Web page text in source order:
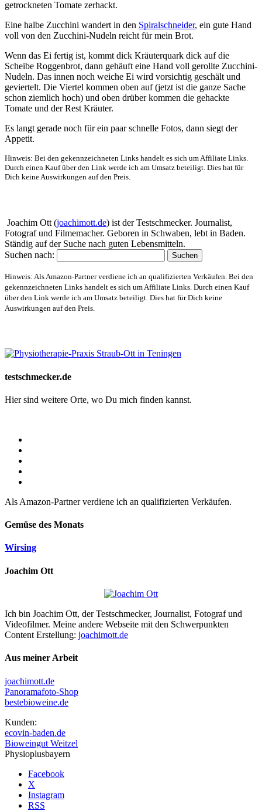
getrockneten Tomate zerhackt.
Eine halbe Zucchini wandert in den Spiralschneider, ein gute Hand
voll von den Zucchini-Nudeln reicht für mein Brot.
Wenn das Ei fertig ist, kommt dick Kräuterquark dick auf die
Scheibe Roggenbrot, dann gehäuft eine Hand voll gerollte Zucchini-
Nudeln. Das innen noch weiche Ei wird vorsichtig geschält und
geviertelt. Die Viertel kommen oben auf (jetzt ist die ganze Sache
schon ziemlich hoch) und oben drüber kommen die gehackte
Tomate und der Rest Kräuter.
Es langt gerade noch für ein paar schnelle Fotos, dann siegt der
Appetit.
Hinweis: Bei den gekennzeichneten Links handelt es sich um Affiliate Links.
Durch einen Kauf über den Link werde ich am Umsatz beteiligt. Dies hat für
Dich keine Auswirkungen auf den Preis.
Joachim Ott (joachimott.de) ist der Testschmecker. Journalist,
Fotograf und Filmemacher. Geboren in Schwaben, lebt in Baden.
Ständig auf der Suche nach guten Lebensmitteln.
Suchen nach:
Hinweis: Als Amazon-Partner verdiene ich an qualifizierten Verkäufen. Bei den
gekennzeichneten Links handelt es sich um Affiliate Links. Durch einen Kauf
über den Link werde ich am Umsatz beteiligt. Dies hat für Dich keine
Auswirkungen auf den Preis.
testschmecker.de
Hier sind weitere Orte, wo Du mich finden kannst.
Als Amazon-Partner verdiene ich an qualifizierten Verkäufen.
Gemüse des Monats
Wirsing
Joachim Ott
Ich bin Joachim Ott, der Testschmecker, Journalist, Fotograf und
Videofilmer. Meine andere Webseite mit den Schwerpunkten
Content Erstellung: joachimott.de
Aus meiner Arbeit
joachimott.de
Panoramafoto-Shop
bestebioweine.de
Kunden:
ecovin-baden.de
Bioweingut Weitzel
Physioplusbayern
Facebook
X
Instagram
RSS